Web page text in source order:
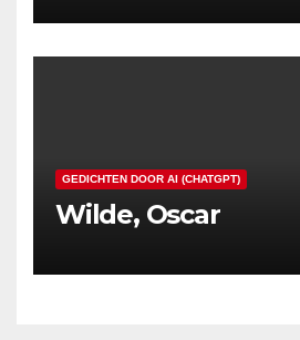
GEDICHTEN DOOR AI (CHATGPT)
Wilde, Oscar